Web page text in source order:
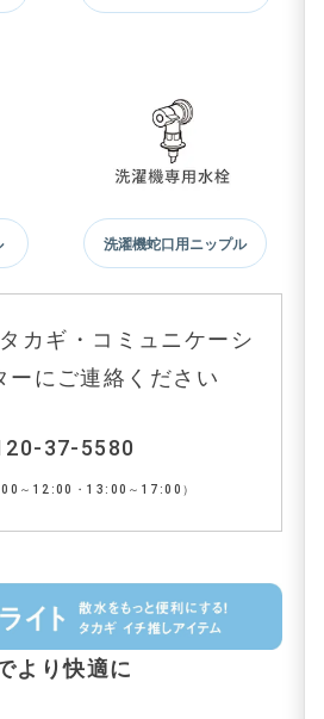
洗濯機蛇口用ニップル
カギ・コミュニケーシ
ーにご連絡ください
37-5580
～12:00・13:00～17:00）
より快適に